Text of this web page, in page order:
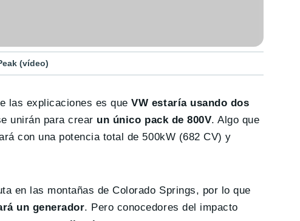
(vídeo)
las explicaciones es queVW estaría usando dos
unirán para crear un único pack de 800V. Algo que
con una potencia total de 500kW (682 CV) y
en las montañas de Colorado Springs, por lo que
un generador. Pero conocedores del impacto